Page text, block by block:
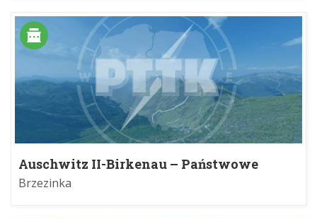
Auschwitz II-Birkenau – Państwowe
Muzeum Auschwitz-Birkenau w
Oświęcimiu
Brzezinka